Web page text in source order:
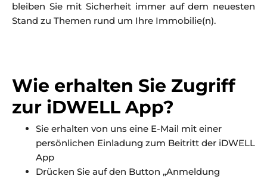
bleiben Sie mit Sicherheit immer auf dem neuesten
Stand zu Themen rund um Ihre Immobilie(n).
Wie erhalten Sie Zugriff
zur iDWELL App?
Sie erhalten von uns eine E-Mail mit einer
persönlichen Einladung zum Beitritt der iDWELL
App
Drücken Sie auf den Button „Anmeldung